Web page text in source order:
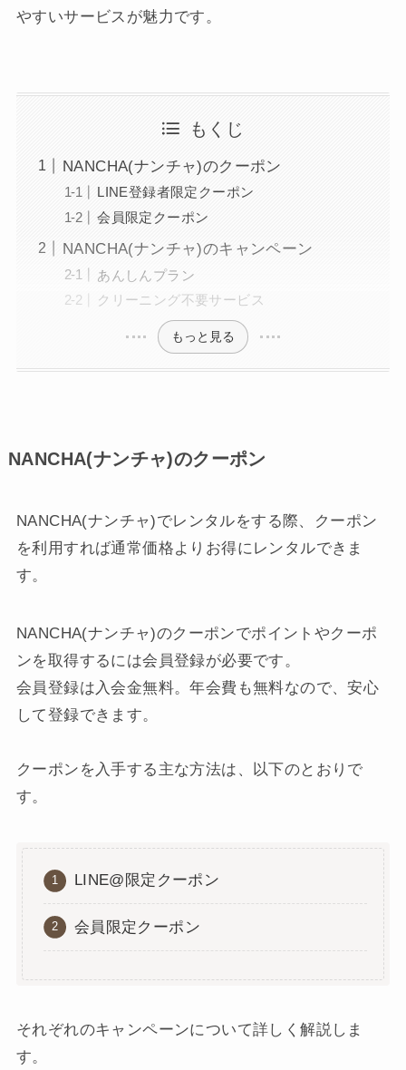
やすいサービスが魅力です。
もくじ
NANCHA(ナンチャ)のクーポン
LINE登録者限定クーポン
会員限定クーポン
NANCHA(ナンチャ)のキャンペーン
あんしんプラン
クリーニング不要サービス
もっと見る
NANCHA(ナンチャ)のクーポン
NANCHA(ナンチャ)でレンタルをする際、クーポン
を利用すれば通常価格よりお得にレンタルできま
す。
NANCHA(ナンチャ)のクーポンでポイントやクーポ
ンを取得するには会員登録が必要です。
会員登録は入会金無料。年会費も無料なので、安心
して登録できます。
クーポンを入手する主な方法は、以下のとおりで
す。
LINE@限定クーポン
会員限定クーポン
それぞれのキャンペーンについて詳しく解説しま
す。